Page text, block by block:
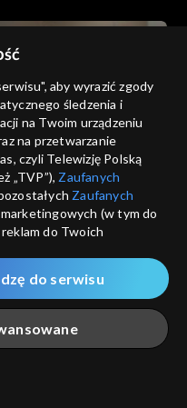
chłopak
odc. 182
Złoty chłopak
180
aby wyrazić zgody
śledzenia i
na Twoim urządzeniu
na przetwarzanie
czyli Telewizję Polską
„TVP”), Zaufanych
Zaufanych
(w tym do
do Twoich
na udostępnianie
odwiedzania przez
zwanych dalej
za pomocą
do serwisu